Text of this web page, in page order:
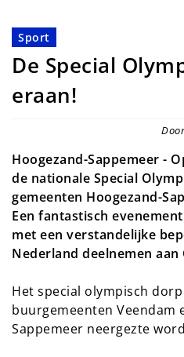
Sport
De Special
eraan!
Hoogezand-Sappemeer -
de nationale Special
gemeenten Hoogezand-
Een fantastisch
met een verstandelijke
Nederland deelnemen
Het special olympisch
buurgemeenten Veendam
Sappemeer neergezte